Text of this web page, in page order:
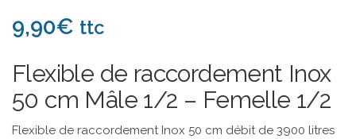
9,90€ ttc
Flexible de raccordement Inox
50 cm Mâle 1/2 – Femelle 1/2
Flexible de raccordement Inox 50 cm débit de 3900 litres